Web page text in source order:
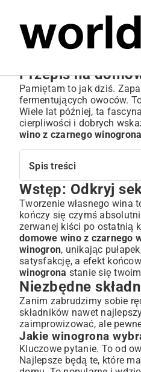
Przepis na
Pamiętam to jak dziś.
fermentujących owoców.
Wiele lat później, ta
cierpliwości i dobrych
wino z czarnego winogrona
Spis treści
Wstęp: Odkryj sekrety
Niezbędne składniki i
Jakie winogrona wybrać
Lista niezbędnego sprzętu
Dodatkowe składniki dla
Krok po kroku: Kompletny
Przygotowanie winogron i
Fermentacja alkoholowa:
Zlanie wina i dalsza
Klarowanie i stabilizacja wina
Butelkowanie i
Najczęstsze problemy i jak
Dlaczego wino nie
Wstęp: Odkryj
Tworzenie własnego wina
kończy się czymś
zerwanej kiści po ostatnią
domowe wino z czarnego
winogron, unikając
satysfakcję, a efekt
winogrona stanie się
Niezbędne
Zanim zabrudzimy sobie
składników nawet
zaimprowizować, ale
Jakie winogrona
Kluczowe pytanie. To od
Najlepsze będą te, które